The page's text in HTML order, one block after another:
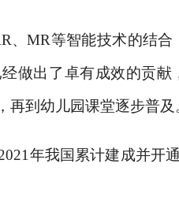
、MR等智能技术的结
做出了卓有成效的贡献
到幼儿园课堂逐步普及
年我国累计建成并开